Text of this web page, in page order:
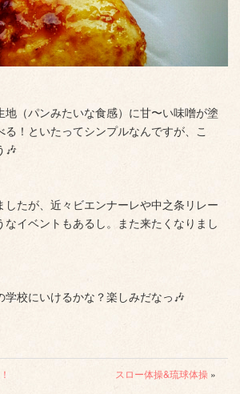
地（パンみたいな食感）に甘〜い味噌が塗
る！といたってシンプルなんですが、こ
🎶
したが、近々ビエンナーレや中之条リレー
なイベントもあるし。また来たくなりまし
学校にいけるかな？楽しみだなっ🎶
スロー体操&琉球体操 »